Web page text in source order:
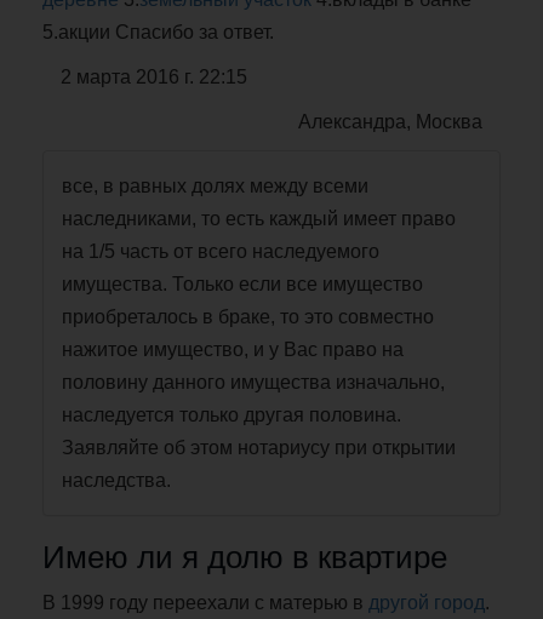
5.акции Спасибо за ответ.
2 марта 2016 г. 22:15
Александра, Москва
все, в равных долях между всеми
наследниками, то есть каждый имеет право
на 1/5 часть от всего наследуемого
имущества. Только если все имущество
приобреталось в браке, то это совместно
нажитое имущество, и у Вас право на
половину данного имущества изначально,
наследуется только другая половина.
Заявляйте об этом нотариусу при открытии
наследства.
Имею ли я долю в квартире
В 1999 году переехали с матерью в другой город.